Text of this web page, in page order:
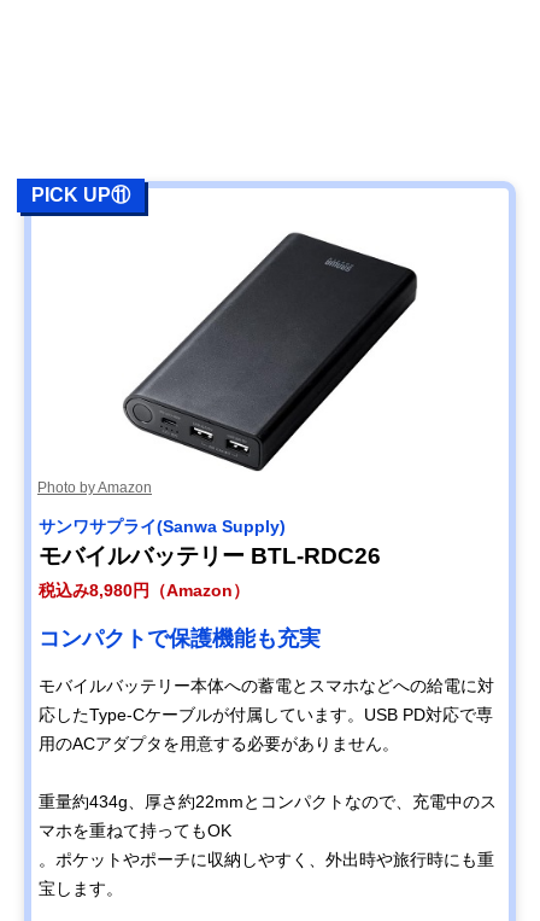
PICK UP⑪
Photo by Amazon
サンワサプライ(Sanwa Supply)
モバイルバッテリー BTL-RDC26
税込み8,980円（Amazon）
コンパクトで保護機能も充実
モバイルバッテリー本体への蓄電とスマホなどへの給電に対
応したType-Cケーブルが付属しています。USB PD対応で専
用のACアダプタを用意する必要がありません。
重量約434g、厚さ約22mmとコンパクトなので、充電中のス
マホを重ねて持ってもOK
。ポケットやポーチに収納しやすく、外出時や旅行時にも重
宝します。